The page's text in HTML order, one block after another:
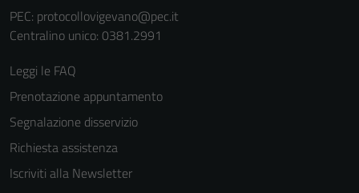
PEC: protocollovigevano@pec.it
Centralino unico: 0381.2991
Leggi le FAQ
Prenotazione appuntamento
Segnalazione disservizio
Richiesta assistenza
Iscriviti alla Newsletter